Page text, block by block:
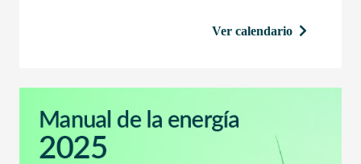
Ver calendario